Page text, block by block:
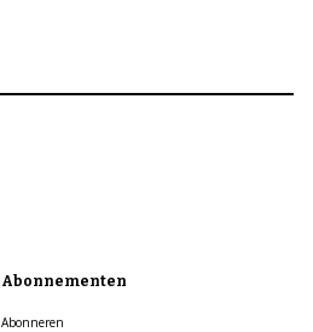
Abonnementen
Abonneren